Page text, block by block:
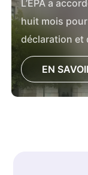
L’EPA a
huit mois
déclaration et
la Toxic
(TSCA) pour
EN